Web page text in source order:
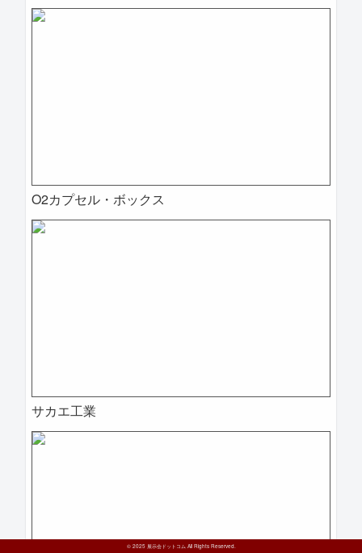
O2カプセル・ボックス
サカエ工業
© 2025 展示会ドットコム All Rights Reserved.